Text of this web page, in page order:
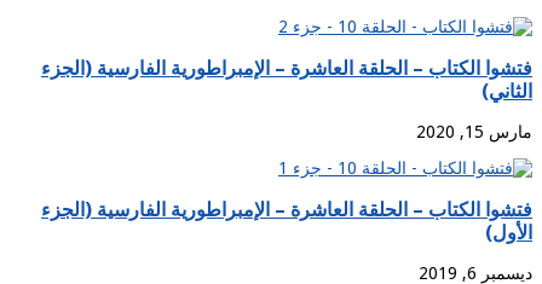
فتشوا الكتاب – الحلقة العاشرة – الإمبراطورية الفارسية (الجزء
الثاني)
مارس 15, 2020
فتشوا الكتاب – الحلقة العاشرة – الإمبراطورية الفارسية (الجزء
الأول)
ديسمبر 6, 2019